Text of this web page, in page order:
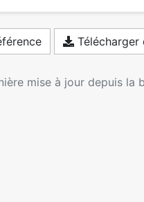
mise à jour depuis la